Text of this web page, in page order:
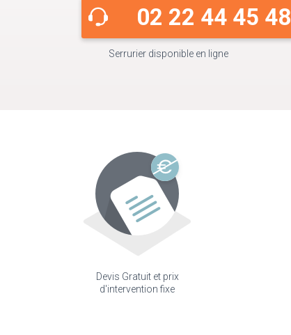
02 22 44 45 48
Serrurier disponible en ligne
Devis Gratuit et prix
d'intervention fixe